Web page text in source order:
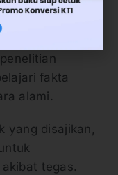
fakta
alami.
yang disajikan,
tegas.